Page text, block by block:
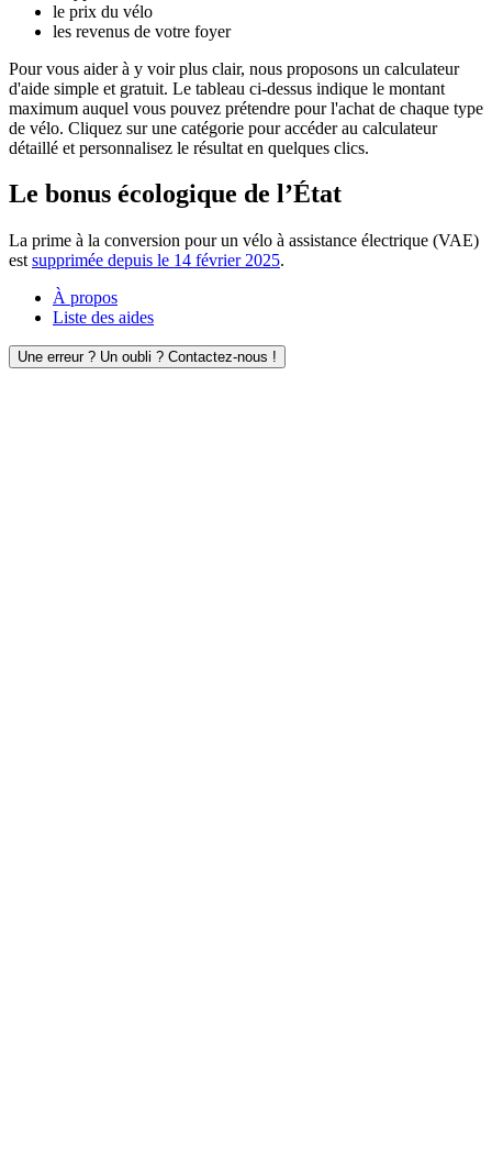
le prix du vélo
les revenus de votre foyer
Pour vous aider à y voir plus clair, nous proposons un calculateur
d'aide simple et gratuit. Le tableau ci-dessus indique le montant
maximum auquel vous pouvez prétendre pour l'achat de chaque type
de vélo. Cliquez sur une catégorie pour accéder au calculateur
détaillé et personnalisez le résultat en quelques clics.
Le bonus écologique de l’État
La prime à la conversion pour un vélo à assistance électrique (VAE)
est supprimée depuis le 14 février 2025.
À propos
Liste des aides
Une erreur ? Un oubli ? Contactez-nous !